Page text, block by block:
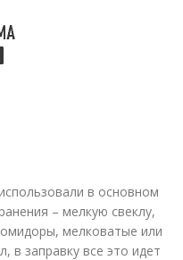
в основном
– мелкую свеклу,
мелковатые или
в заправку все это идет